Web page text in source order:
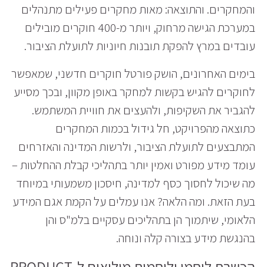
והמחקרים. והתוצאה: מאות מחקרים פעילים מתנהלים
במערכת הגישה מרחוק, ויותר מ-400 חוקרים מובילים
עובדים במרץ להפקת תובנות חיוניות לתועלת הציבור.
בימים האחרונים, הושק פורטל חוקרים חדשני, שמאפשר
לחוקרים להגיש בקשות למחקר באופן מקוון, ובכך מסייע
להגביר את השקיפות, ולהעצים את חוויית המשתמש.
כתוצאה מהפרויקט, חל גידול בכמות המחקרים
המתבצעים לתועלת הציבור, ולרשות המדינה והאזרחים
עומד מידע מפורט ואמין יותר בתהליכי קבלת ההחלטות –
מה שיכול לחסוך כסף למדינה, חיסכון משמעותי במיוחד
בעת הזאת. ומה הלאה? אנו עמלים על הקמת אגם המידע
הלאומי, שיתמוך הן בתהליכים עסקיים בלמ"ס והן
בהנגשת מידע בצורה קלה ונוחה.